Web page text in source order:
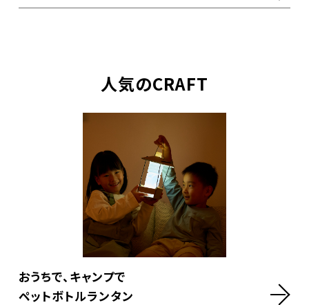
人気のCRAFT
おうちで、キャンプで
ペットボトルランタン